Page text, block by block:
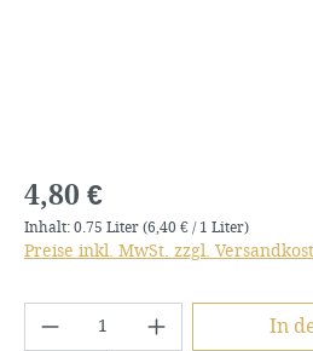
Regulärer Preis:
4,80 €
Inhalt: 0.75 Liter (6,40 € / 1 Liter)
Preise inkl. MwSt. zzgl.
Produkt Anzahl: Gib
In